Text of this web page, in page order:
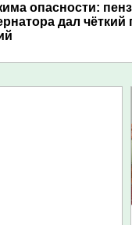
опасности:
дал чёткий